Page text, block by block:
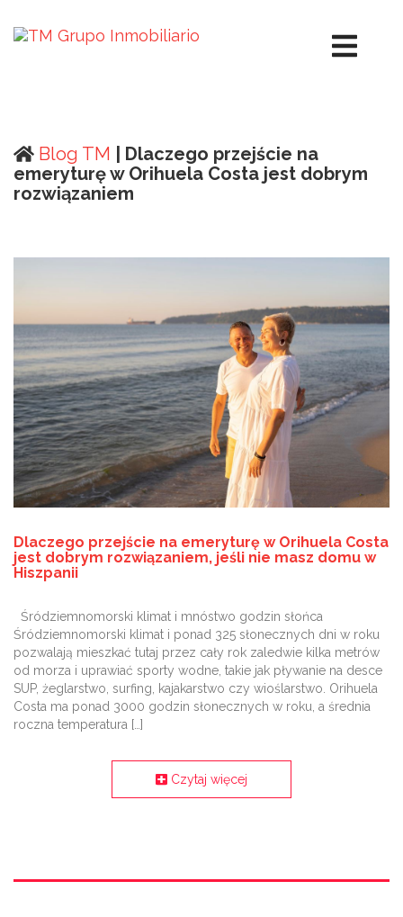
Blog TM
| Dlaczego przejście na
emeryturę w Orihuela Costa jest dobrym
rozwiązaniem
Dlaczego przejście na emeryturę w Orihuela Costa
jest dobrym rozwiązaniem, jeśli nie masz domu w
Hiszpanii
Śródziemnomorski klimat i mnóstwo godzin słońca
Śródziemnomorski klimat i ponad 325 słonecznych dni w roku
pozwalają mieszkać tutaj przez cały rok zaledwie kilka metrów
od morza i uprawiać sporty wodne, takie jak pływanie na desce
SUP, żeglarstwo, surfing, kajakarstwo czy wioślarstwo. Orihuela
Costa ma ponad 3000 godzin słonecznych w roku, a średnia
roczna temperatura […]
Czytaj więcej